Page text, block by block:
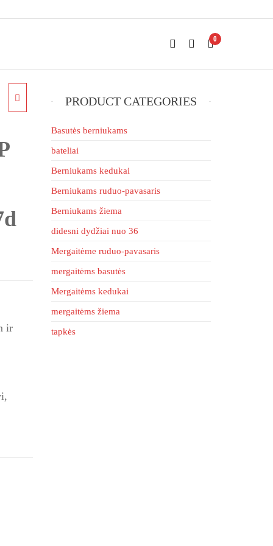
0
ir
PRODUCT CATEGORIES
Basutės berniukams
bateliai
Berniukams kedukai
Berniukams ruduo-pavasaris
Berniukams žiema
didesni dydžiai nuo 36
Mergaitėme ruduo-pavasaris
mergaitėms basutės
Mergaitėms kedukai
mergaitėms žiema
tapkės